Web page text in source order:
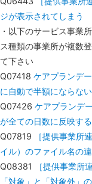
ジが表示されてしまう
・以下のサービス事業
ス種類の事業所が複数
て下さい
Q07418 ケアプランデ
に自動で半額にならない
Q07426 ケアプランデ
が全ての日数に反映する
Q07819
［提供事業所
イル）のファイル名の
Q08381
［提供事業所
「対象」と「対象外」